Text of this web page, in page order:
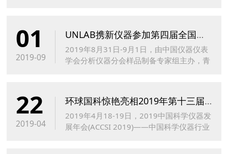
01
2019-09
UNLAB携新仪器参加第四届全国样品制备学术报告会
2019年8月31日-9月1日，由中国仪器仪表
学会分析仪器分会样品制备专家组主办，青
重召开。此次会议可谓是大咖云集
22
2019-04
环球国科惊艳亮相2019年第十三届中国科学仪器发展年会
2019年4月18-19日，2019中国科学仪器发
展年会(ACCSI 2019)——中国科学仪器行业